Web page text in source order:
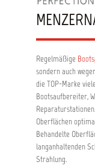
Regelmäßige
sondern auch
die TOP-Marke
Bootsaufbereiter,
Oberflächen
Behandelte
langanhaltenden
Strahlung.